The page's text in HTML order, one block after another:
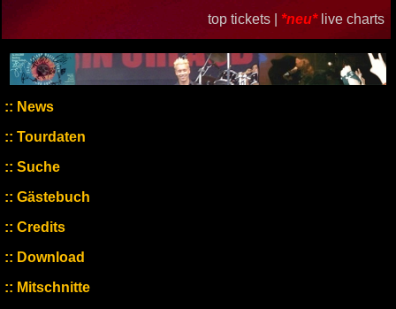
top tickets | *neu* live charts
News
Tourdaten
Suche
Gästebuch
Credits
Download
Mitschnitte